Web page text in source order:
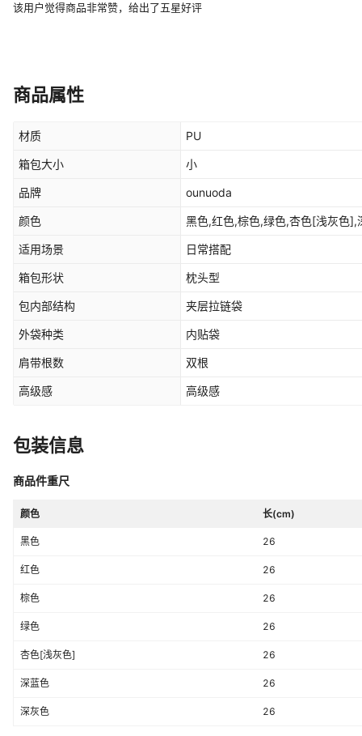
该用户觉得商品非常赞，给出了五星好评
商品属性
材质 PU
箱包大小 小
品牌 ounuoda
颜色 黑色,红色,棕色,绿色,杏色[浅灰色],
适用场景 日常搭配
箱包形状 枕头型
包内部结构 夹层拉链袋
外袋种类 内贴袋
肩带根数 双根
高级感 高级感
包装信息
商品件重尺
颜色 长(cm)
黑色 26
红色 26
棕色 26
绿色 26
杏色[浅灰色] 26
深蓝色 26
深灰色 26